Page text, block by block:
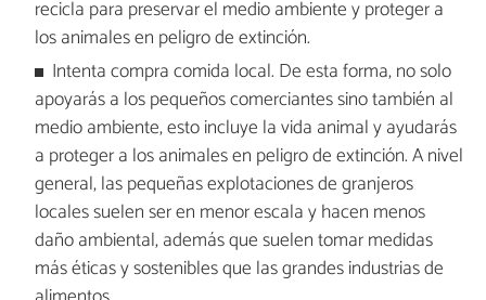
recicla para preservar el medio ambiente y proteger a
los animales en peligro de extinción.
Intenta compra comida local. De esta forma, no solo
apoyarás a los pequeños comerciantes sino también al
medio ambiente, esto incluye la vida animal y ayudarás
a proteger a los animales en peligro de extinción. A nivel
general, las pequeñas explotaciones de granjeros
locales suelen ser en menor escala y hacen menos
daño ambiental, además que suelen tomar medidas
más éticas y sostenibles que las grandes industrias de